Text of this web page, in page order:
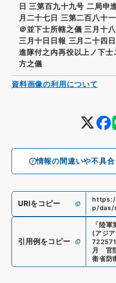
情報の間違いや不具
日 三第百九十九号 二局申
月二十七日 三第二百八十
＠並下士所轄之儀 三月十
三月十日日報 三月二十四
進隊付之内再役以上ノ下
方之儀
URIをコピー
p/das/
引用例をコピー
「陸軍
(アジ
月 官
衛省防
資料画像の利用について